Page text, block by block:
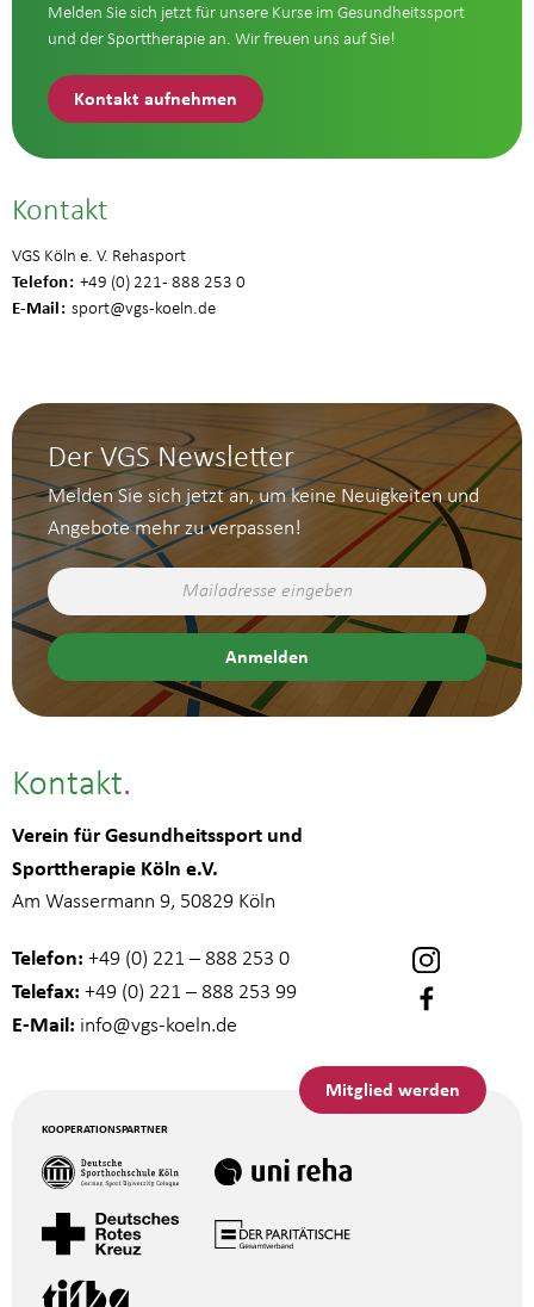
Melden Sie sich jetzt für unsere Kurse im Gesundheitssport
und der Sporttherapie an. Wir freuen uns auf Sie!
Kontakt aufnehmen
Kontakt
VGS Köln e. V. Rehasport
Telefon +49 (0) 221 - 888 253 0
E-Mail sport@vgs-koeln.de
Der VGS Newsletter
Melden Sie sich jetzt an, um keine Neuigkeiten und
Angebote mehr zu verpassen!
Kontakt
Verein für Gesundheitssport und
Sporttherapie Köln e.V.
Am Wassermann 9, 50829 Köln
Telefon: +49 (0) 221 – 888 253 0
Telefax: +49 (0) 221 – 888 253 99
E-Mail: info@vgs-koeln.de
Mitglied werden
KOOPERATIONSPARTNER